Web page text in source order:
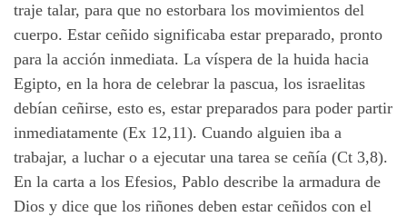
traje talar, para que no estorbara los movimientos del
cuerpo. Estar ceñido significaba estar preparado, pronto
para la acción inmediata. La víspera de la huida hacia
Egipto, en la hora de celebrar la pascua, los israelitas
debían ceñirse, esto es, estar preparados para poder partir
inmediatamente (Ex 12,11). Cuando alguien iba a
trabajar, a luchar o a ejecutar una tarea se ceñía (Ct 3,8).
En la carta a los Efesios, Pablo describe la armadura de
Dios y dice que los riñones deben estar ceñidos con el